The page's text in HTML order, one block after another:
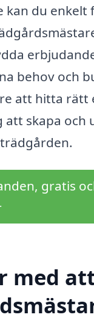
kan du enkelt
behov och
att hitta rätt
att skapa och
gratis
med